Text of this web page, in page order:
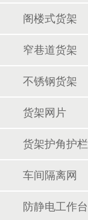
阁楼式货架
窄巷道货架
不锈钢货架
货架网片
货架护角护栏
车间隔离网
防静电工作台